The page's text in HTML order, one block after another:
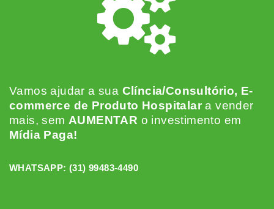
Vamos ajudar a sua Clíncia/Consultório, E-
commerce de Produto Hospitalar a vender
mais, sem AUMENTAR o investimento em
Mídia Paga!
WHATSAPP: (31) 99483-4490